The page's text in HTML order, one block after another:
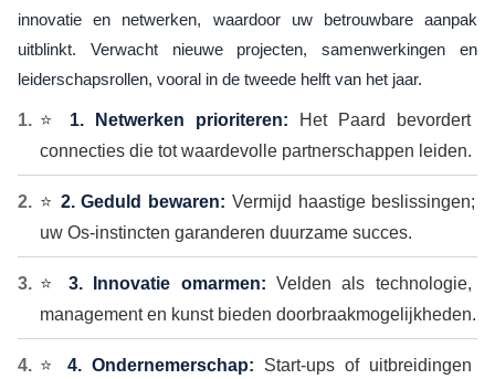
innovatie en netwerken, waardoor uw betrouwbare aanpak
uitblinkt. Verwacht nieuwe projecten, samenwerkingen en
leiderschapsrollen, vooral in de tweede helft van het jaar.
⭐ 1. Netwerken prioriteren: Het Paard bevordert
connecties die tot waardevolle partnerschappen leiden.
⭐ 2. Geduld bewaren: Vermijd haastige beslissingen;
uw Os-instincten garanderen duurzame succes.
⭐ 3. Innovatie omarmen: Velden als technologie,
management en kunst bieden doorbraakmogelijkheden.
⭐ 4. Ondernemerschap: Start-ups of uitbreidingen